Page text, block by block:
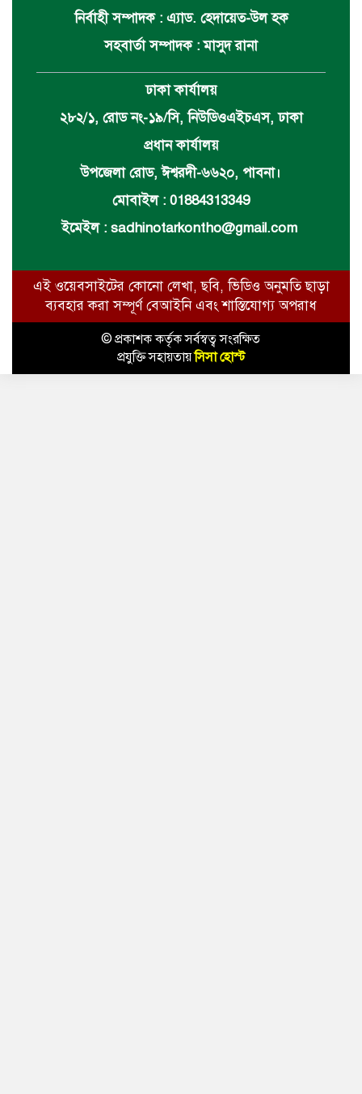
নির্বাহী সম্পাদক : এ্যাড. হেদায়েত-উল হক
সহবার্তা সম্পাদক : মাসুদ রানা
ঢাকা কার্যালয়
২৮২/১, রোড নং-১৯/সি, নিউডিওএইচএস, ঢাকা
প্রধান কার্যালয়
উপজেলা রোড, ঈশ্বরদী-৬৬২০, পাবনা।
মোবাইল : 01884313349
ইমেইল : sadhinotarkontho@gmail.com
এই ওয়েবসাইটের কোনো লেখা, ছবি, ভিডিও অনুমতি ছাড়া
ব্যবহার করা সম্পূর্ণ বেআইনি এবং শাস্তিযোগ্য অপরাধ
© প্রকাশক কর্তৃক সর্বস্বত্ব সংরক্ষিত
প্রযুক্তি সহায়তায়সিসা হোস্ট